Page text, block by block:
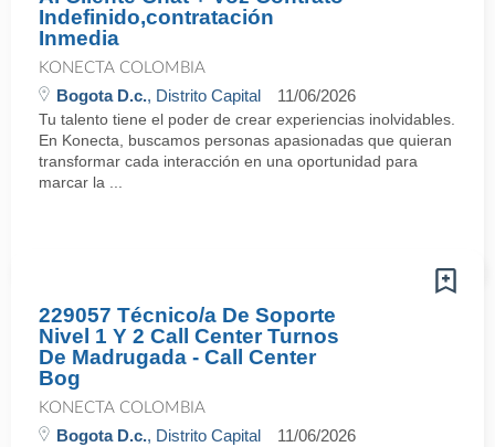
Indefinido,contratación
Inmedia
KONECTA COLOMBIA
Bogota D.c., Distrito Capital 11/06/2026
Tu talento tiene el poder de crear experiencias inolvidables.
En Konecta, buscamos personas apasionadas que quieran
transformar cada interacción en una oportunidad para
marcar la ...
229057 Técnico/a De Soporte
Nivel 1 Y 2 Call Center Turnos
De Madrugada - Call Center
Bog
KONECTA COLOMBIA
Bogota D.c., Distrito Capital 11/06/2026